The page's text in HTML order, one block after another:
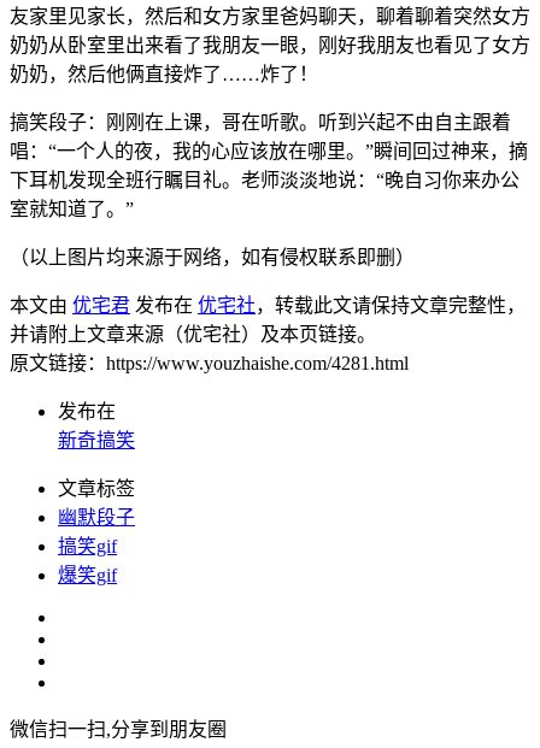
友家里见家长，然后和女方家里爸妈聊天，聊着聊着突然女方
奶奶从卧室里出来看了我朋友一眼，刚好我朋友也看见了女方
奶奶，然后他俩直接炸了……炸了！
搞笑段子：刚刚在上课，哥在听歌。听到兴起不由自主跟着
唱：“一个人的夜，我的心应该放在哪里。”瞬间回过神来，摘
下耳机发现全班行瞩目礼。老师淡淡地说：“晚自习你来办公
室就知道了。”
（以上图片均来源于网络，如有侵权联系即删）
本文由 优宅君 发布在 优宅社，转载此文请保持文章完整性，
并请附上文章来源（优宅社）及本页链接。
原文链接：https://www.youzhaishe.com/4281.html
发布在
新奇搞笑
文章标签
幽默段子
搞笑gif
爆笑gif
微信扫一扫,分享到朋友圈